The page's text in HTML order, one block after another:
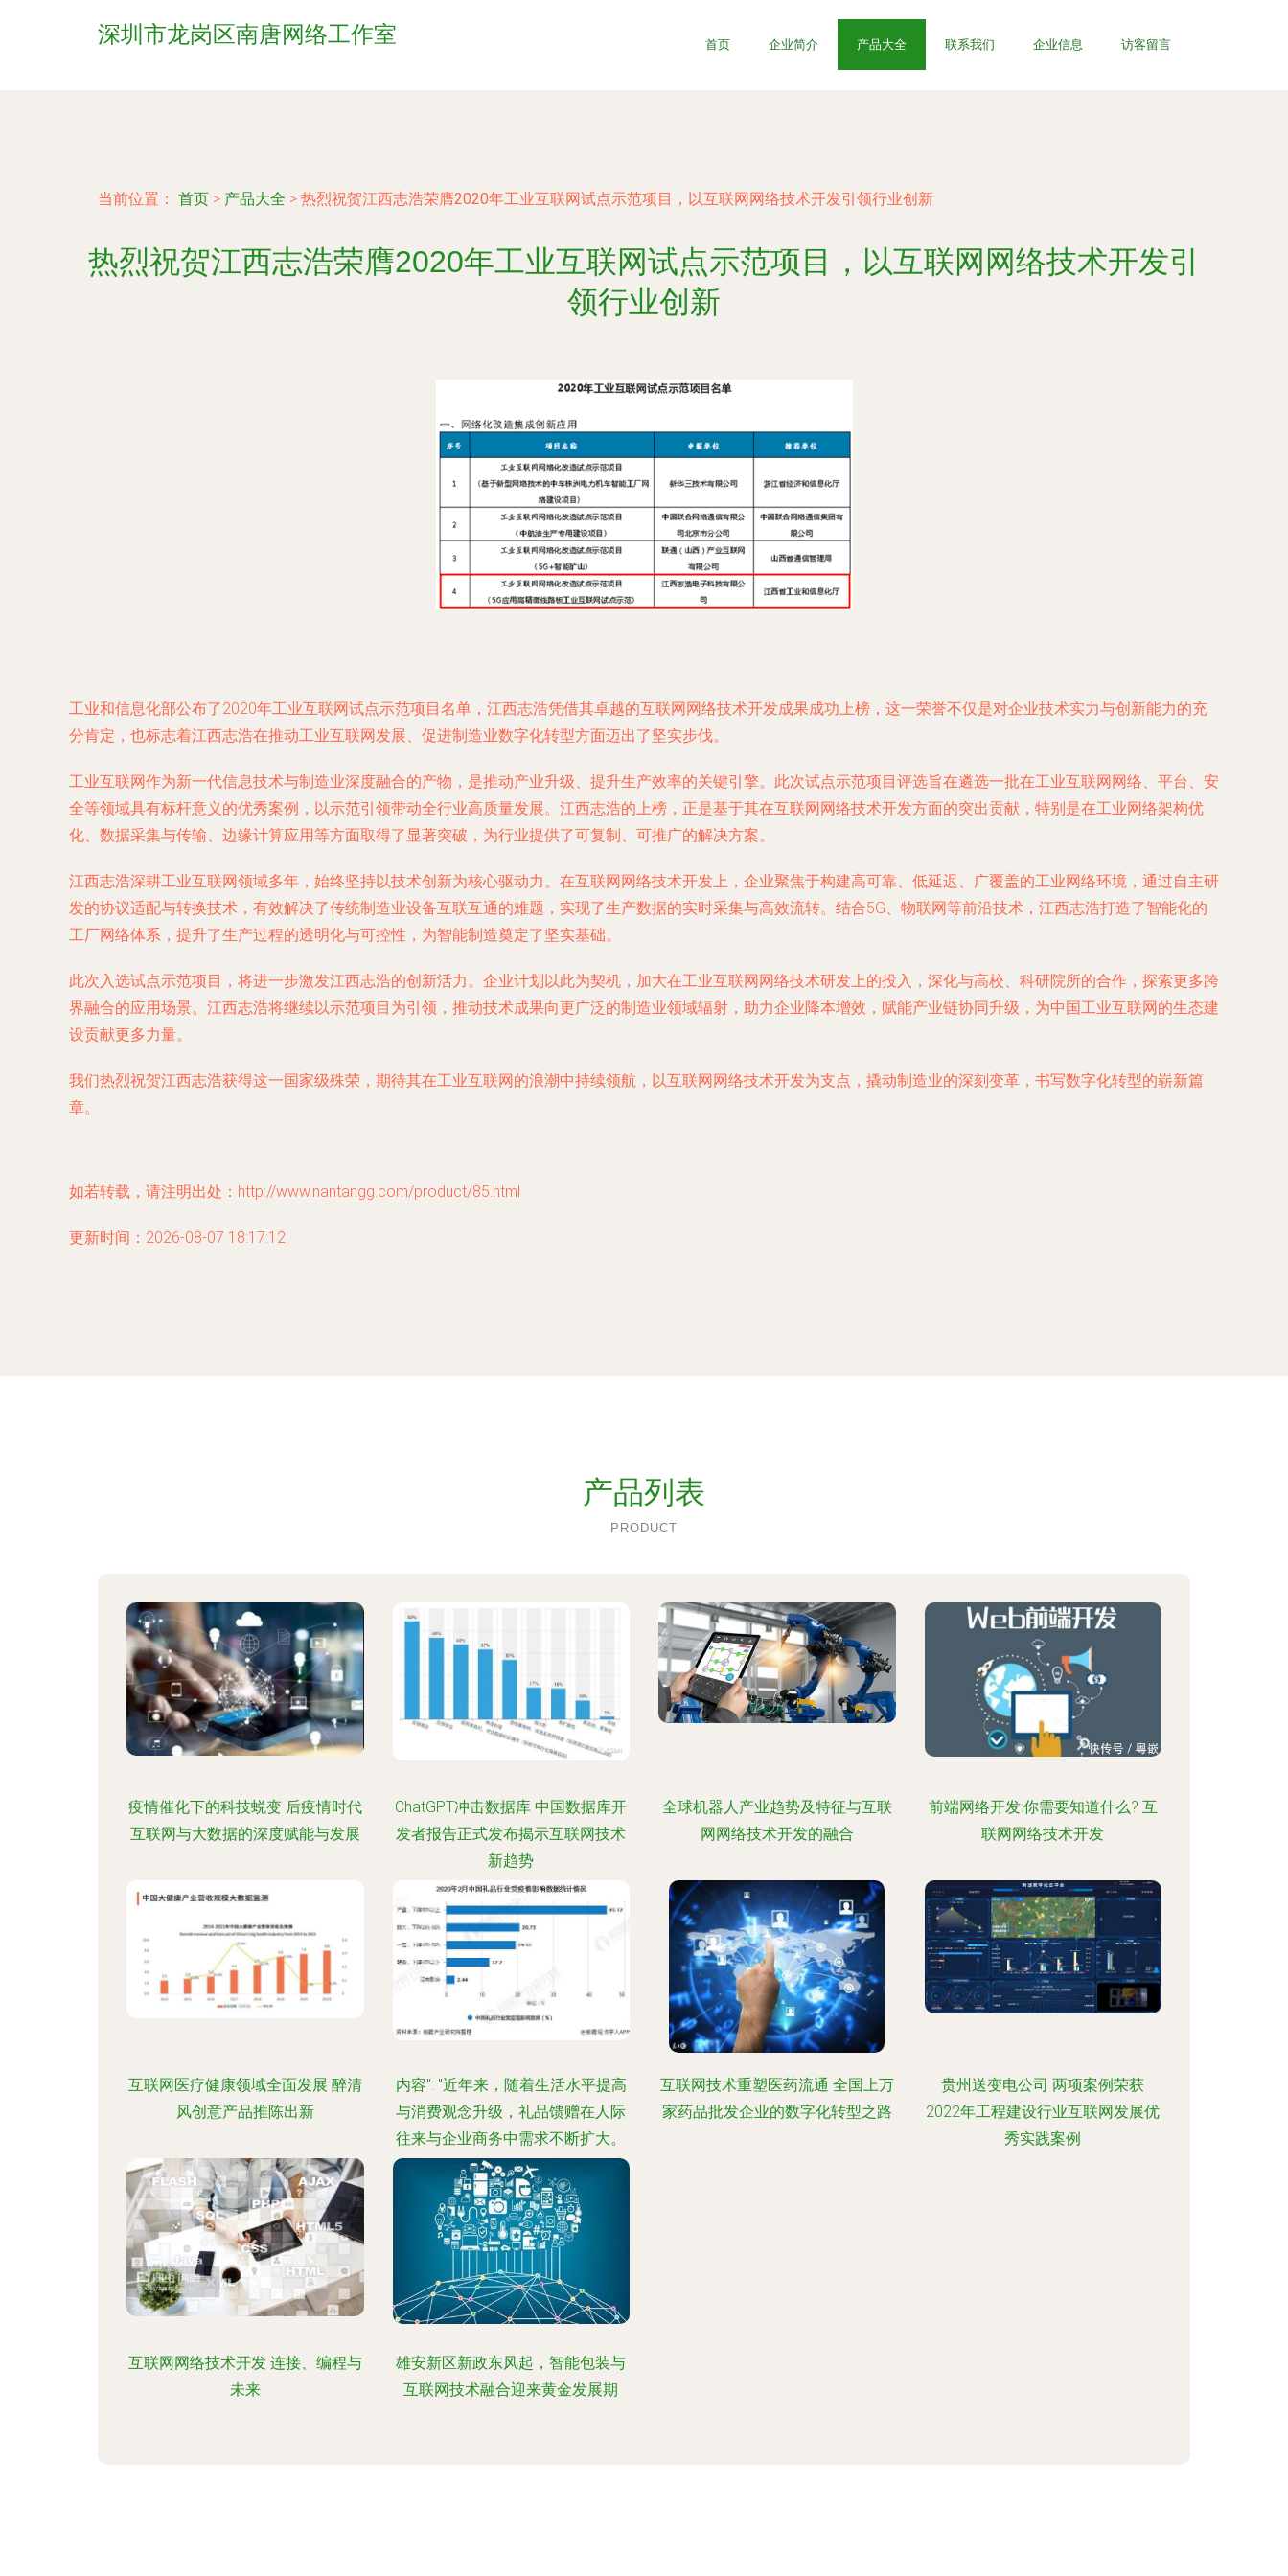
深圳市龙岗区南唐网络工作室 首页 企业简介 产品大全 联系我们 企业信息 访客留言
当前位置： 首页 > 产品大全 > 热烈祝贺江西志浩荣膺2020年工业互联网试点示范项目，以互联网网络技术开发引领行业创新
热烈祝贺江西志浩荣膺2020年工业互联网试点示范项目，以互联网网络技术开发引
领行业创新
工业和信息化部公布了2020年工业互联网试点示范项目名单，江西志浩凭借其卓越的互联网网络技术开发成果成功上榜，这一荣誉不仅是对企业技术实力与创新能力的充
分肯定，也标志着江西志浩在推动工业互联网发展、促进制造业数字化转型方面迈出了坚实步伐。
工业互联网作为新一代信息技术与制造业深度融合的产物，是推动产业升级、提升生产效率的关键引擎。此次试点示范项目评选旨在遴选一批在工业互联网网络、平台、安
全等领域具有标杆意义的优秀案例，以示范引领带动全行业高质量发展。江西志浩的上榜，正是基于其在互联网网络技术开发方面的突出贡献，特别是在工业网络架构优
化、数据采集与传输、边缘计算应用等方面取得了显著突破，为行业提供了可复制、可推广的解决方案。
江西志浩深耕工业互联网领域多年，始终坚持以技术创新为核心驱动力。在互联网网络技术开发上，企业聚焦于构建高可靠、低延迟、广覆盖的工业网络环境，通过自主研
发的协议适配与转换技术，有效解决了传统制造业设备互联互通的难题，实现了生产数据的实时采集与高效流转。结合5G、物联网等前沿技术，江西志浩打造了智能化的
工厂网络体系，提升了生产过程的透明化与可控性，为智能制造奠定了坚实基础。
此次入选试点示范项目，将进一步激发江西志浩的创新活力。企业计划以此为契机，加大在工业互联网网络技术研发上的投入，深化与高校、科研院所的合作，探索更多跨
界融合的应用场景。江西志浩将继续以示范项目为引领，推动技术成果向更广泛的制造业领域辐射，助力企业降本增效，赋能产业链协同升级，为中国工业互联网的生态建
设贡献更多力量。
我们热烈祝贺江西志浩获得这一国家级殊荣，期待其在工业互联网的浪潮中持续领航，以互联网网络技术开发为支点，撬动制造业的深刻变革，书写数字化转型的崭新篇
章。
如若转载，请注明出处：http://www.nantangg.com/product/85.html
更新时间：2026-08-07 18:17:12
产品列表
PRODUCT
疫情催化下的科技蜕变 后疫情时代
互联网与大数据的深度赋能与发展
ChatGPT冲击数据库 中国数据库开
发者报告正式发布揭示互联网技术
新趋势
全球机器人产业趋势及特征与互联
网网络技术开发的融合
前端网络开发:你需要知道什么? 互
联网网络技术开发
互联网医疗健康领域全面发展 醉清
风创意产品推陈出新
内容": "近年来，随着生活水平提高
与消费观念升级，礼品馈赠在人际
往来与企业商务中需求不断扩大。
2020年，互联网及移动支付的深度
普及催生了产业模式革新，礼品行
业紧随行业多元化趋势往更贴切人
性与注重设计的方案转型。"2020
年中国互联网礼品行业发展模式正
稳扎运营数字化应用体验形式
中，"产品质量与服务优先发展秉
持"，品牌正在摆脱原始点按规模销
售业绩展开线下配合时期增长价值
互联网技术重塑医药流通 全国上万
家药品批发企业的数字化转型之路
贵州送变电公司 两项案例荣获
2022年工程建设行业互联网发展优
秀实践案例
互联网网络技术开发 连接、编程与
未来
雄安新区新政东风起，智能包装与
互联网技术融合迎来黄金发展期